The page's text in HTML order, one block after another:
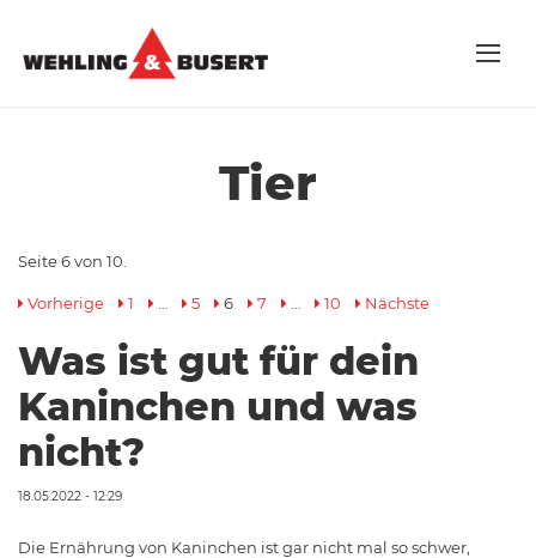
Tier
Seite 6 von 10.
Vorherige 1 5 6 7 10 Nächste
Was ist gut für dein
Kaninchen und was
nicht?
18.05.2022 - 12:29
Die Ernährung von Kaninchen ist gar nicht mal so schwer,